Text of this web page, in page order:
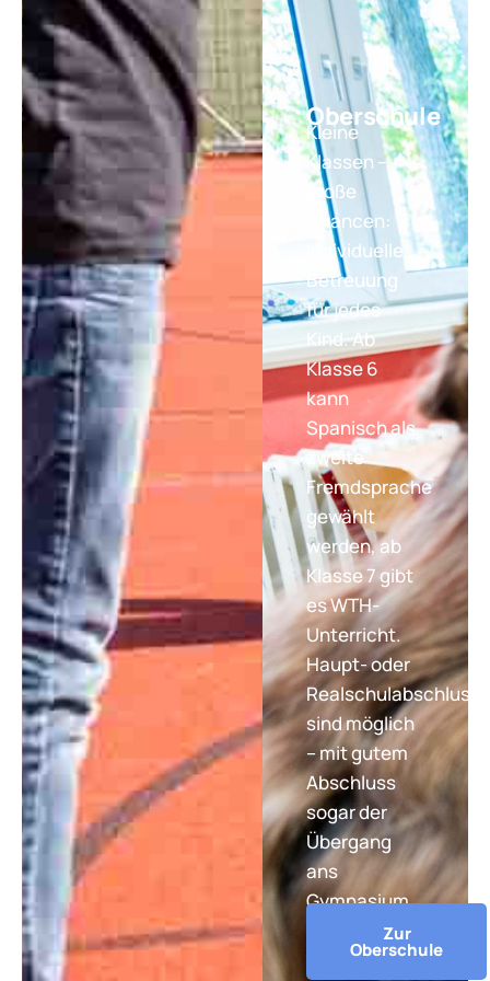
Oberschule
Kleine
Klassen –
große
Chancen:
Individuelle
Betreuung
für jedes
Kind. Ab
Klasse 6
kann
Spanisch als
zweite
Fremdsprache
gewählt
werden, ab
Klasse 7 gibt
es WTH-
Unterricht.
Haupt- oder
Realschulabschluss
sind möglich
– mit gutem
Abschluss
sogar der
Übergang
ans
Gymnasium.
Zur
Oberschule